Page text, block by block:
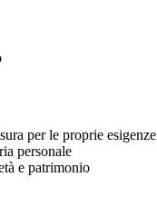
per le proprie esigenze
personale
e patrimonio